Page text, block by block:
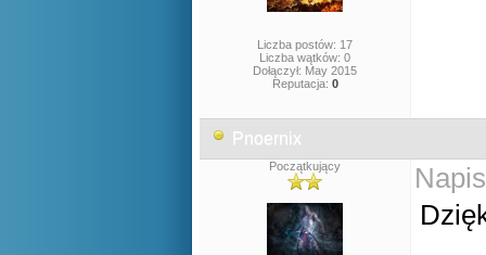
Liczba postów: 17
Liczba wątków: 0
Dołączył: May 2015
Reputacja: 0
Pnoernix
Początkujący